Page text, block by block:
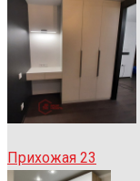
Прихожая 23